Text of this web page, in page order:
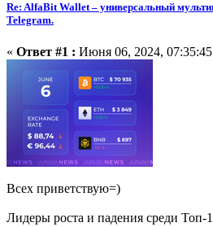
Re: AlfaBit Wallet – универсальный
Telegram.
« Ответ #1 : Июня 06, 2024,
Всех приветствую=)
Лидеры роста и падения среди Топ-